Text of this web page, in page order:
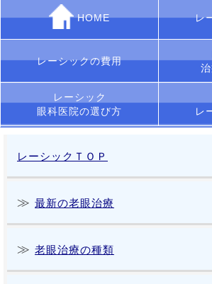
HOME レ
レーシックの費用
レーシック
眼科医院の選び方
レ
レーシックＴＯＰ
最新の老眼治療
老眼治療の種類